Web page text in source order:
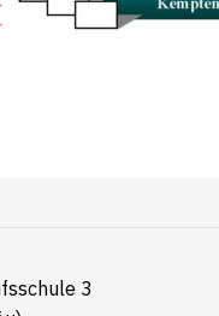
3